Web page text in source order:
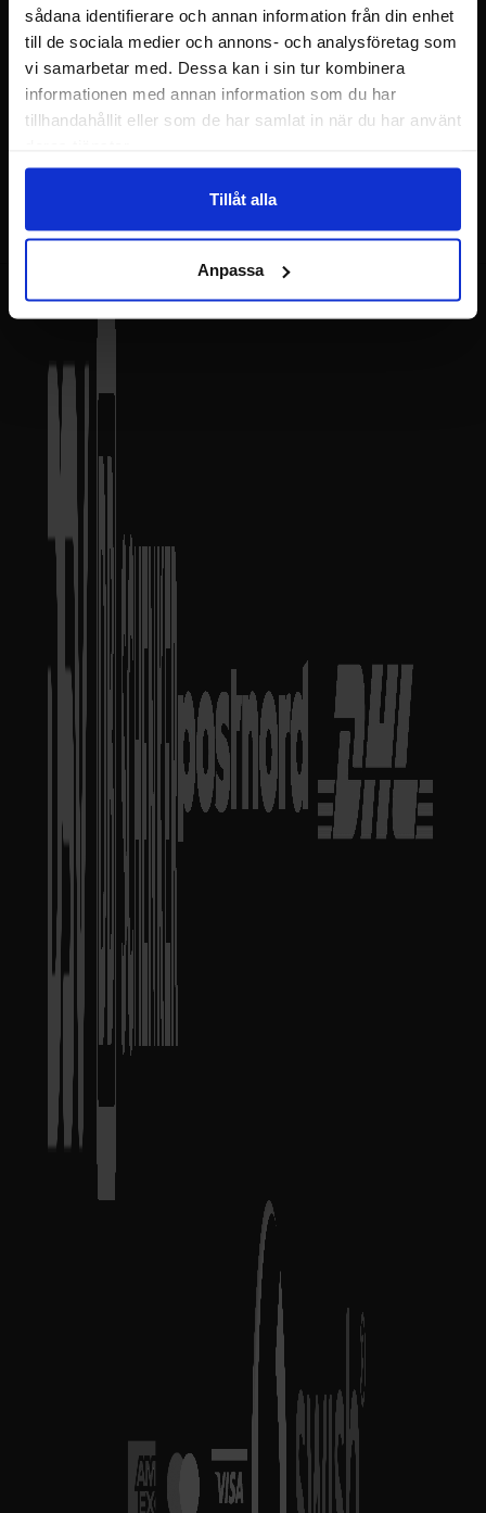
sådana identifierare och annan information från din enhet
till de sociala medier och annons- och analysföretag som
vi samarbetar med. Dessa kan i sin tur kombinera
informationen med annan information som du har
tillhandahållit eller som de har samlat in när du har använt
Tillåt alla
Anpassa
Att handla hos oss
Kundtjänst
Tryggt och säkert